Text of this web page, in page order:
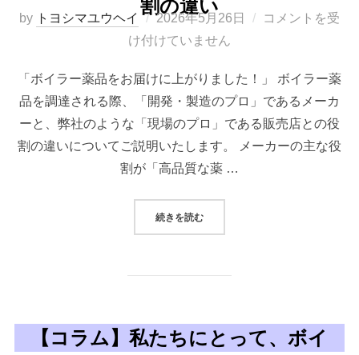
割の違い
by トヨシマユウヘイ
投
稿
2026年5月26日
コメントを受
け付けていません
「ボイラー薬品をお届けに上がりました！」 ボイラー薬
品を調達される際、「開発・製造のプロ」であるメーカ
ーと、弊社のような「現場のプロ」である販売店との役
割の違いについてご説明いたします。 メーカーの主な役
割が「高品質な薬 …
続きを読む“【コラム】メーカーと販売店、役
【コラム】私たちにとって、ボイ